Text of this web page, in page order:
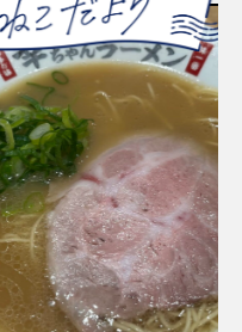
2026.07.29